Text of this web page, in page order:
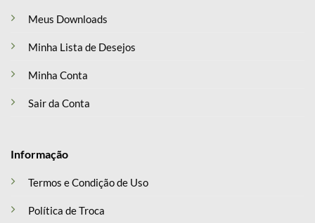
Meus Downloads
Minha Lista de Desejos
Minha Conta
Sair da Conta
Informação
Termos e Condição de Uso
Política de Troca